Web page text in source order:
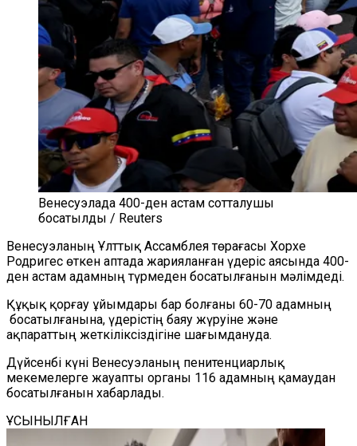
Венесуэлада 400-ден астам сотталушы
босатылды / Reuters
Венесуэланың Ұлттық Ассамблея төрағасы Хорхе
Родригес өткен аптада жарияланған үдеріс аясында 400-
ден астам адамның түрмеден босатылғанын мәлімдеді.
Құқық қорғау ұйымдары бар болғаны 60-70 адамның
босатылғанына, үдерістің баяу жүруіне және
ақпараттың жеткіліксіздігіне шағымдануда.
Дүйсенбі күні Венесуэланың пенитенциарлық
мекемелерге жауапты органы 116 адамның қамаудан
босатылғанын хабарлады.
ҰСЫНЫЛҒАН